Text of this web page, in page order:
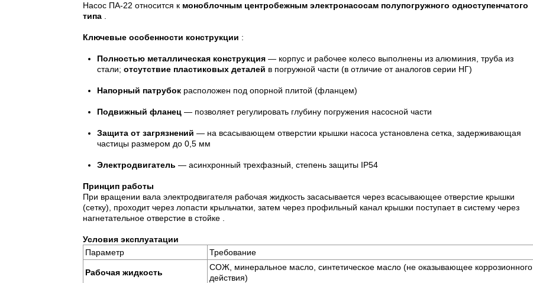
Насос ПА-22 относится к моноблочным центробежным электронасосам полупогружного одноступенчатого
типа.
Ключевые особенности конструкции :
Полностью металлическая конструкция— корпус и рабочее колесо выполнены из алюминия, труба из
стали; отсутствие пластиковых деталей в погружной части (в отличие от аналогов серии НГ)
Напорный патрубокрасположен под опорной плитой (фланцем)
Подвижный фланец— позволяет регулировать глубину погружения насосной части
Защита от загрязнений — на всасывающем отверстии крышки насоса установлена сетка, задерживающая
частицы размером до 0,5 мм
Электродвигатель — асинхронный трехфазный, степень защиты IP54
Принцип работы
При вращении вала электродвигателя рабочая жидкость засасывается через всасывающее отверстие крышки
(сетку), проходит через лопасти крыльчатки, затем через профильный канал крышки поступает в систему через
нагнетательное отверстие в стойке .
Условия эксплуатации
Параметр
Требование
Рабочая жидкость
СОЖ, минеральное масло, синтетическое масло (не оказывающее коррозионного
действия)